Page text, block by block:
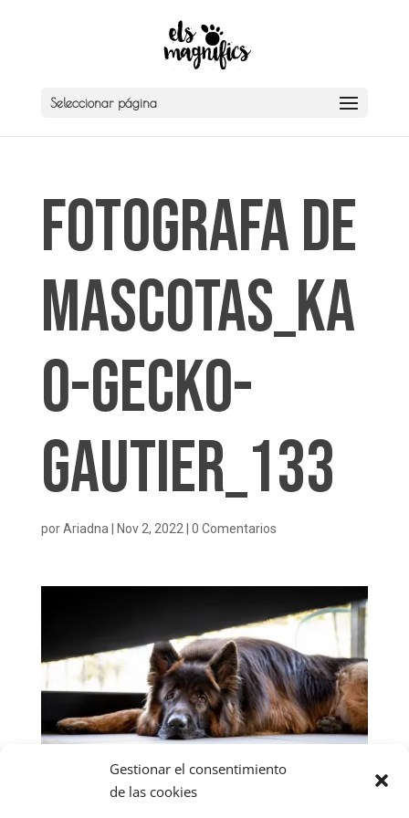
Gestionar el consentimiento
de las cookies
Seleccionar página
Fotografa de
Mascotas_KA
O-GECKO-
Gautier_133
porAriadna Nov 2, 2022 0 Comentarios